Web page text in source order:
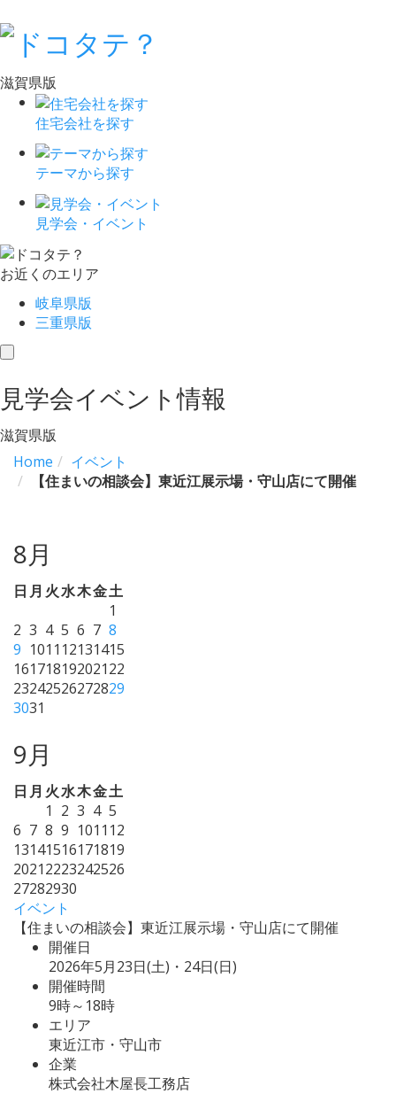
滋賀県版
住宅会社を探す
テーマから探す
見学会・イベント
お近くのエリア
岐阜県版
三重県版
toggle
見学会イベント情報
滋賀県版
Home
イベント
【住まいの相談会】東近江展示場・守山店にて開催
8月
日 月 火水木金土
1
2 3 4 5 6 7 8
9 1011 12131415
16171819202122
23242526272829
3031
9月
日 月 火水木金土
1 2 3 4 5
6 7 8 9 1011 12
13141516171819
20212223242526
27282930
イベント
【住まいの相談会】東近江展示場・守山店にて開催
開催日
2026年5月23日(土)・24日(日)
開催時間
9時～18時
エリア
東近江市・守山市
企業
株式会社木屋長工務店